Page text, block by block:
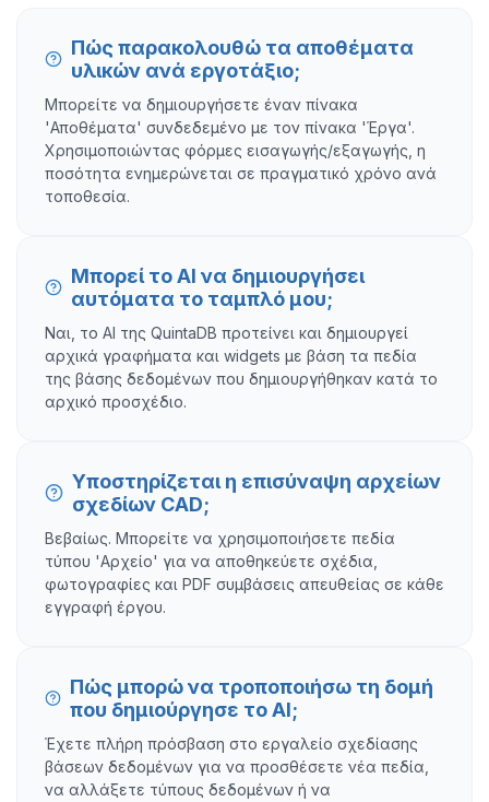
Πώς παρακολουθώ τα αποθέματα
υλικών ανά εργοτάξιο;
Μπορείτε να δημιουργήσετε έναν πίνακα
'Αποθέματα' συνδεδεμένο με τον πίνακα 'Έργα'.
Χρησιμοποιώντας φόρμες εισαγωγής/εξαγωγής, η
ποσότητα ενημερώνεται σε πραγματικό χρόνο ανά
τοποθεσία.
Μπορεί το AI να δημιουργήσει
αυτόματα το ταμπλό μου;
Ναι, το AI της QuintaDB προτείνει και δημιουργεί
αρχικά γραφήματα και widgets με βάση τα πεδία
της βάσης δεδομένων που δημιουργήθηκαν κατά το
αρχικό προσχέδιο.
Υποστηρίζεται η επισύναψη αρχείων
σχεδίων CAD;
Βεβαίως. Μπορείτε να χρησιμοποιήσετε πεδία
τύπου 'Αρχείο' για να αποθηκεύετε σχέδια,
φωτογραφίες και PDF συμβάσεις απευθείας σε κάθε
εγγραφή έργου.
Πώς μπορώ να τροποποιήσω τη δομή
που δημιούργησε το AI;
Έχετε πλήρη πρόσβαση στο εργαλείο σχεδίασης
βάσεων δεδομένων για να προσθέσετε νέα πεδία,
να αλλάξετε τύπους δεδομένων ή να